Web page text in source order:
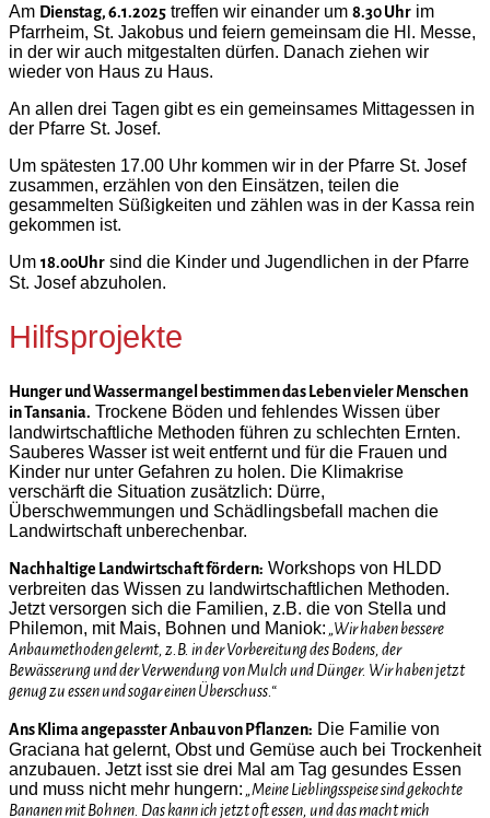
Am Dienstag, 6.1.2025 treffen wir einander um 8.30 Uhr im
Pfarrheim, St. Jakobus und feiern gemeinsam die Hl. Messe,
in der wir auch mitgestalten dürfen. Danach ziehen wir
wieder von Haus zu Haus.
An allen drei Tagen gibt es ein gemeinsames Mittagessen in
der Pfarre St. Josef.
Um spätesten 17.00 Uhr kommen wir in der Pfarre St. Josef
zusammen, erzählen von den Einsätzen, teilen die
gesammelten Süßigkeiten und zählen was in der Kassa rein
gekommen ist.
Um 18.00Uhr sind die Kinder und Jugendlichen in der Pfarre
St. Josef abzuholen.
Hilfsprojekte
Hunger und Wassermangel bestimmen das Leben vieler Menschen
in Tansania. Trockene Böden und fehlendes Wissen über
landwirtschaftliche Methoden führen zu schlechten Ernten.
Sauberes Wasser ist weit entfernt und für die Frauen und
Kinder nur unter Gefahren zu holen. Die Klimakrise
verschärft die Situation zusätzlich: Dürre,
Überschwemmungen und Schädlingsbefall machen die
Landwirtschaft unberechenbar.
Nachhaltige Landwirtschaft fördern: Workshops von HLDD
verbreiten das Wissen zu landwirtschaftlichen Methoden.
Jetzt versorgen sich die Familien, z.B. die von Stella und
Philemon, mit Mais, Bohnen und Maniok: „Wir haben bessere
Anbaumethoden gelernt, z.B. in der Vorbereitung des Bodens, der
Bewässerung und der Verwendung von Mulch und Dünger. Wir haben jetzt
genug zu essen und sogar einen Überschuss.“
Ans Klima angepasster Anbau von Pflanzen: Die Familie von
Graciana hat gelernt, Obst und Gemüse auch bei Trockenheit
anzubauen. Jetzt isst sie drei Mal am Tag gesundes Essen
und muss nicht mehr hungern: „Meine Lieblingsspeise sind gekochte
Bananen mit Bohnen. Das kann ich jetzt oft essen, und das macht mich